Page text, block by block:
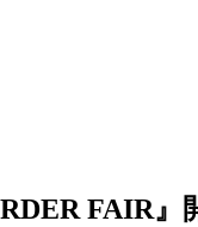
FAIR』